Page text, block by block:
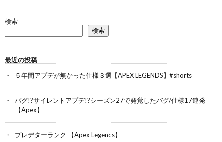
検索
検索
最近の投稿
５年間アプデが無かった仕様３選【APEX LEGENDS】#shorts
バグ!?サイレントアプデ!?シーズン27で発覚したバグ/仕様17連発
【Apex】
プレデターランク 【Apex Legends】